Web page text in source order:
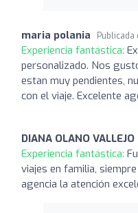
maria polania Publicada
Experiencia fantástica:
personalizado. Nos
estan muy pendientes,
con el viaje. Excelente
DIANA OLANO VALLEJO
Experiencia fantástica:
viajes en familia,
agencia la atención